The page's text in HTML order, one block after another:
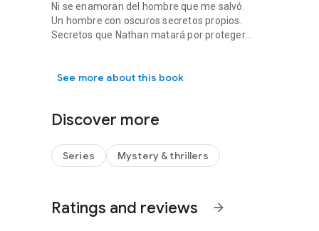
Ni se enamoran del hombre que me salvó.
Un hombre con oscuros secretos propios.
Secretos que Nathan matará por proteger...
Me llamaban ángel. Se equivocaban. Para empezar, a
See more about this book
Discover more
Series Mystery & thrillers
Ratings and reviews arrow_forward